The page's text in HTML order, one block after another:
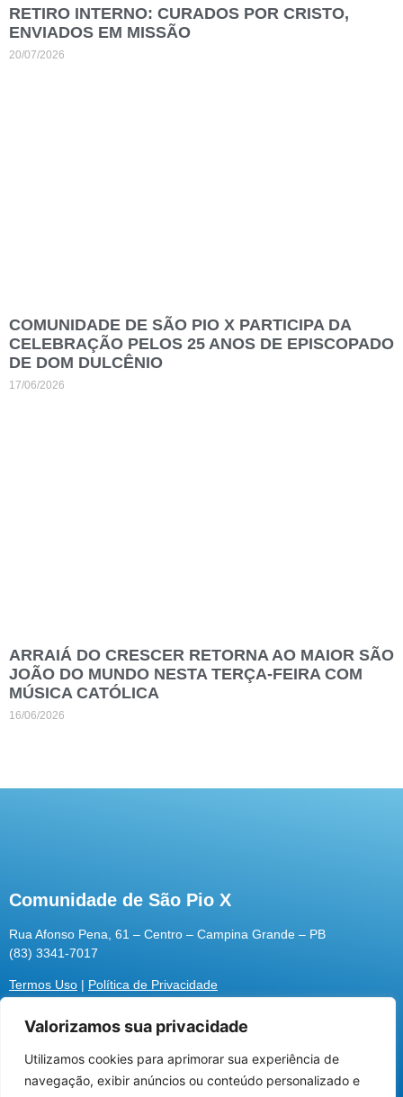
Utilizamos cookies para oferecer melhor
experiência, melhorar o desempenho, analisar
Valorizamos sua privacidade
Utilizamos cookies para aprimorar sua experiência de
navegação, exibir anúncios ou conteúdo personalizado e
RETIRO INTERNO: CURADOS POR CRISTO,
ENVIADOS EM MISSÃO
20/07/2026
COMUNIDADE DE SÃO PIO X PARTICIPA DA
CELEBRAÇÃO PELOS 25 ANOS DE EPISCOPADO
DE DOM DULCÊNIO
17/06/2026
ARRAIÁ DO CRESCER RETORNA AO MAIOR SÃO
JOÃO DO MUNDO NESTA TERÇA-FEIRA COM
MÚSICA CATÓLICA
16/06/2026
Comunidade de São Pio X
Rua Afonso Pena, 61 – Centro – Campina Grande – PB
(83) 3341-7017
Termos Uso | Política de Privacidade